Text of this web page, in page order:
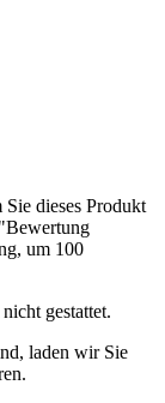
dieses Produkt
um 100
gestattet.
laden wir Sie